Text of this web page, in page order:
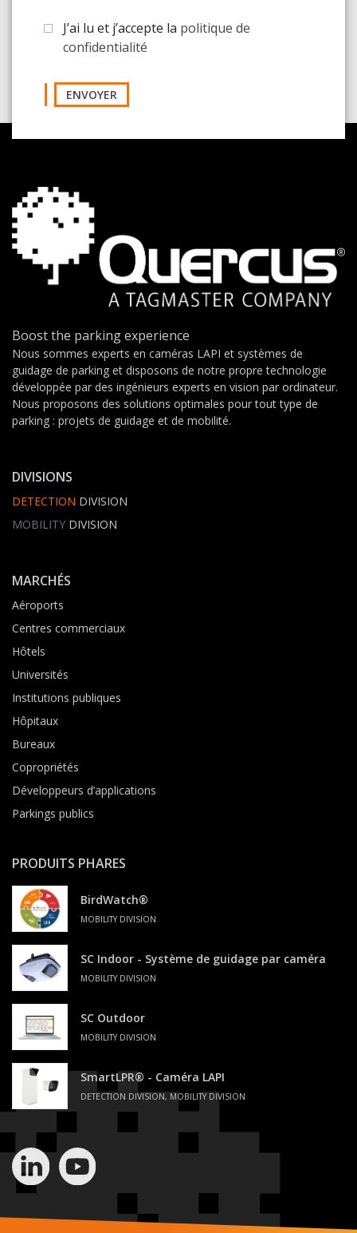
J’ai lu et j’accepte la politique de
confidentialité
ENVOYER
Boost the parking experience
Nous sommes experts en caméras LAPI et systèmes de
guidage de parking et disposons de notre propre technologie
développée par des ingénieurs experts en vision par ordinateur.
Nous proposons des solutions optimales pour tout type de
parking : projets de guidage et de mobilité.
DIVISIONS
DETECTION DIVISION
MOBILITY DIVISION
MARCHÉS
Aéroports
Centres commerciaux
Hôtels
Universités
Institutions publiques
Hôpitaux
Bureaux
Copropriétés
Développeurs d’applications
Parkings publics
PRODUITS PHARES
BirdWatch®
MOBILITY DIVISION
SC Indoor - Système de guidage par caméra
MOBILITY DIVISION
SC Outdoor
MOBILITY DIVISION
SmartLPR® - Caméra LAPI
DETECTION DIVISION, MOBILITY DIVISION